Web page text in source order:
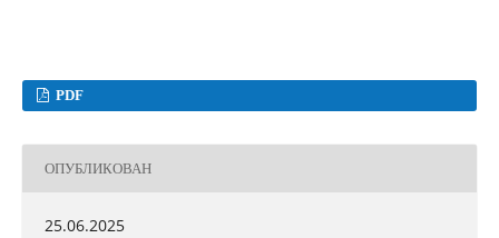
PDF
ОПУБЛИКОВАН
25.06.2025